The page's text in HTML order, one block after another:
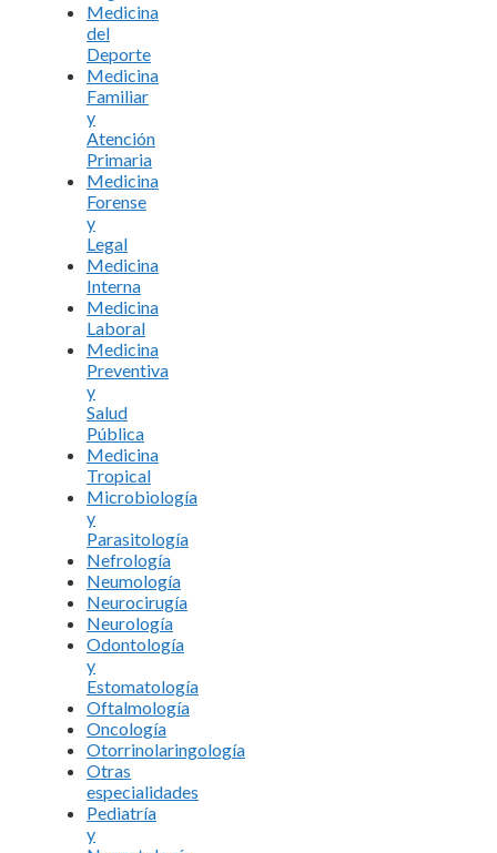
Medicina
del
Deporte
Medicina
Familiar
y
Atención
Primaria
Medicina
Forense
y
Legal
Medicina
Interna
Medicina
Laboral
Medicina
Preventiva
y
Salud
Pública
Medicina
Tropical
Microbiología
y
Parasitología
Nefrología
Neumología
Neurocirugía
Neurología
Odontología
y
Estomatología
Oftalmología
Oncología
Otorrinolaringología
Otras
especialidades
Pediatría
y